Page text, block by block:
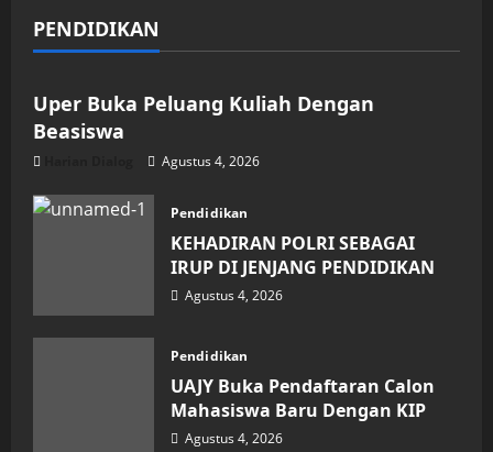
PENDIDIKAN
Pendidikan
Uper Buka Peluang Kuliah Dengan
Beasiswa
Agustus 4, 2026
Pendidikan
KEHADIRAN POLRI SEBAGAI
IRUP DI JENJANG PENDIDIKAN
Agustus 4, 2026
Pendidikan
UAJY Buka Pendaftaran Calon
Mahasiswa Baru Dengan KIP
Agustus 4, 2026